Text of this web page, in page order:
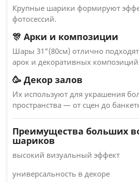
Крупные шарики формируют
фотосессий.
🎊 Арки и композиции
Шары 31"(80см) отлично
арок и декоративных
🥳 Декор залов
Их используют для украшения
пространства — от сцен до
Преимущества больших
шариков
высокий визуальный эффект
универсальность в декоре